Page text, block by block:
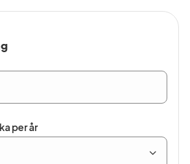
per år